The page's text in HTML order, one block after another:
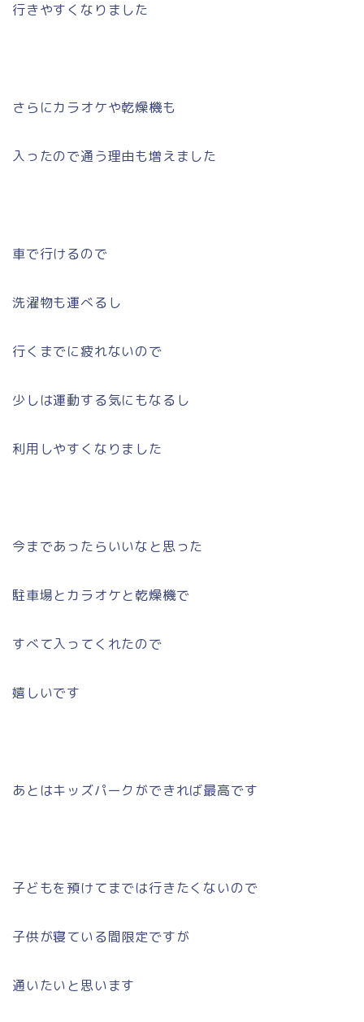
行きやすくなりました
さらにカラオケや乾燥機も
入ったので通う理由も増えました
車で行けるので
洗濯物も運べるし
行くまでに疲れないので
少しは運動する気にもなるし
利用しやすくなりました
今まであったらいいなと思った
駐車場とカラオケと乾燥機で
すべて入ってくれたので
嬉しいです
あとはキッズパークができれば最高です
子どもを預けてまでは行きたくないので
子供が寝ている間限定ですが
通いたいと思います